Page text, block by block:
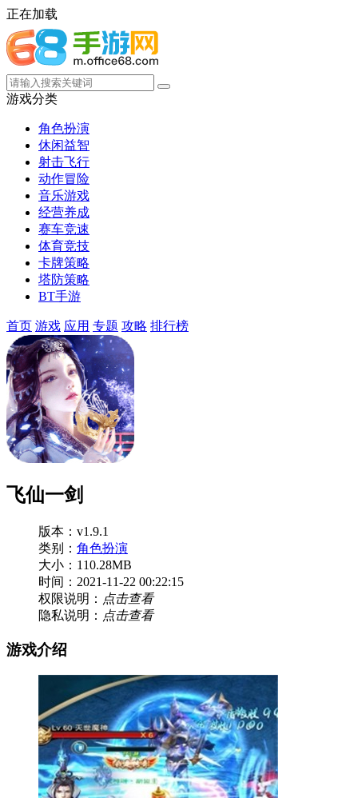
正在加载
游戏分类
角色扮演
休闲益智
射击飞行
动作冒险
音乐游戏
经营养成
赛车竞速
体育竞技
卡牌策略
塔防策略
BT手游
首页 游戏 应用 专题 攻略 排行榜
飞仙一剑
版本：v1.9.1
类别： 角色扮演
大小：110.28MB
时间：2021-11-22 00:22:15
权限说明： 点击查看
隐私说明： 点击查看
游戏介绍